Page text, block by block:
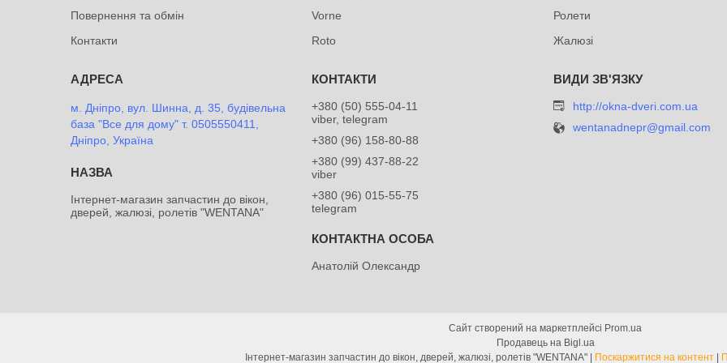
Повернення та обмін
Контакти
Vorne
Roto
Ролети
Жалюзі
м. Дніпро, вул. Шинна, д. 35, будівельна
база "Все для дому" т. 0505550411,
Дніпро, Україна
Інтернет-магазин запчастин до вікон,
дверей, жалюзі, ролетів "WENTANA"
+380 (50) 555-04-11
viber, telegram
+380 (96) 158-80-88
+380 (99) 437-88-22
viber
+380 (96) 015-55-75
telegram
Анатолій Олександр
http://okna-dveri.com.ua
wentanadnepr@gmail.com
Сайт створений на маркетплейсі Prom.ua
Продавець на Bigl.ua
Поскаржитися на контент